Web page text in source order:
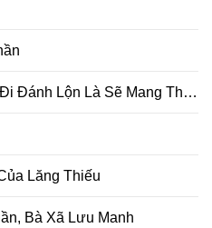
Giả Bộ Làm A Còn Đi Đánh Lộn Là Sẽ Mang Thai Đó
Lăng Thiếu
Bà Xã Lưu Manh